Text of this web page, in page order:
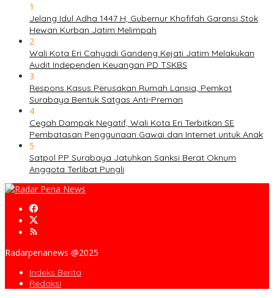
1
Jelang Idul Adha 1447 H, Gubernur Khofifah Garansi Stok
Hewan Kurban Jatim Melimpah
2
Wali Kota Eri Cahyadi Gandeng Kejati Jatim Melakukan
Audit Independen Keuangan PD TSKBS
3
Respons Kasus Perusakan Rumah Lansia, Pemkot
Surabaya Bentuk Satgas Anti-Preman
4
Cegah Dampak Negatif, Wali Kota Eri Terbitkan SE
Pembatasan Penggunaan Gawai dan Internet untuk Anak
5
Satpol PP Surabaya Jatuhkan Sanksi Berat Oknum
Anggota Terlibat Pungli
Radarpenanews @2025
Indeks Berita
Redaksi